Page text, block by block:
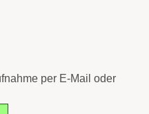
per E-Mail oder